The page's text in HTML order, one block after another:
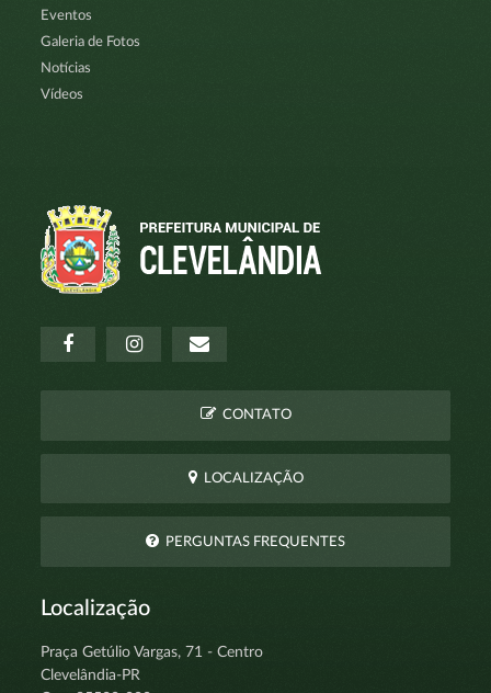
Eventos
Galeria de Fotos
Notícias
Vídeos
CONTATO
LOCALIZAÇÃO
PERGUNTAS FREQUENTES
Localização
Praça Getúlio Vargas, 71 - Centro
Clevelândia-PR